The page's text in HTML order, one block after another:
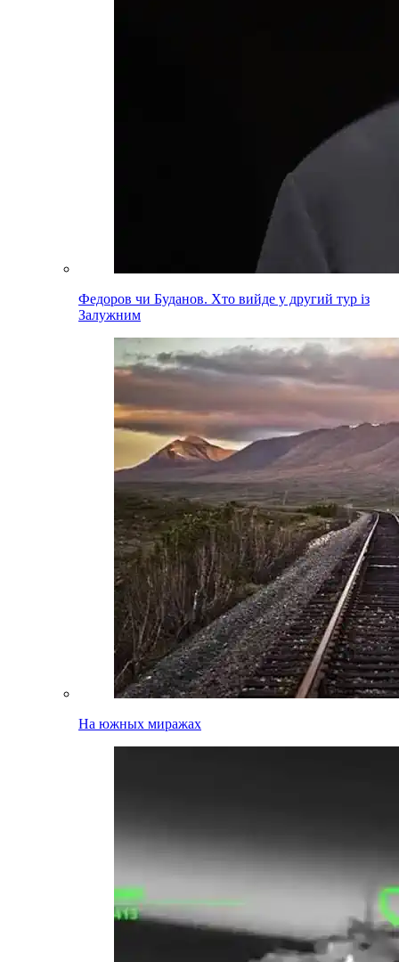
Федоров чи Буданов. Хто вийде у другий тур із
Залужним
На южных миражах